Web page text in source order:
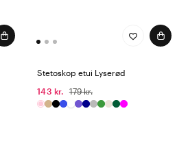
Stetoskop etui Lyserød
143 kr.
179 kr.